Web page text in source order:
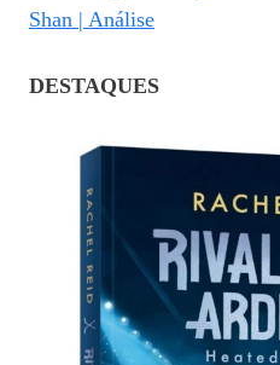
Shan | Análise
DESTAQUES